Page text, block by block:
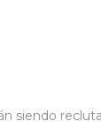
siendo